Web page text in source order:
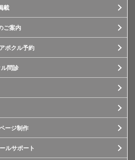
載
ご案内
ポクル予約
問診
ージ制作
ルサポート